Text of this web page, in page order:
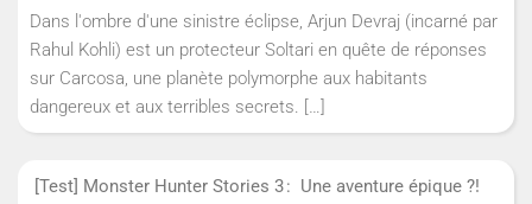
Dans l'ombre d'une sinistre éclipse, Arjun Devraj (incarné par
Rahul Kohli) est un protecteur Soltari en quête de réponses
sur Carcosa, une planète polymorphe aux habitants
dangereux et aux terribles secrets. […]
[Test] Monster Hunter Stories 3 : Une aventure épique ?!